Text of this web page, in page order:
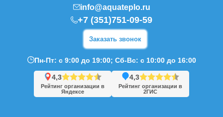
info@aquateplo.ru
+7 (351)751-09-59
Заказать звонок
Пн-Пт: с 9:00 до 19:00; Сб-Вс: с 10:00 до 16:00
4,3
Рейтинг организации в
Яндексе
4,3
Рейтинг организации в
2ГИС